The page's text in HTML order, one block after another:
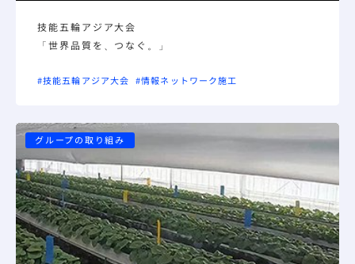
技能五輪アジア大会
「世界品質を、つなぐ。」
#技能五輪アジア大会 #情報ネットワーク施工
グループの取り組み